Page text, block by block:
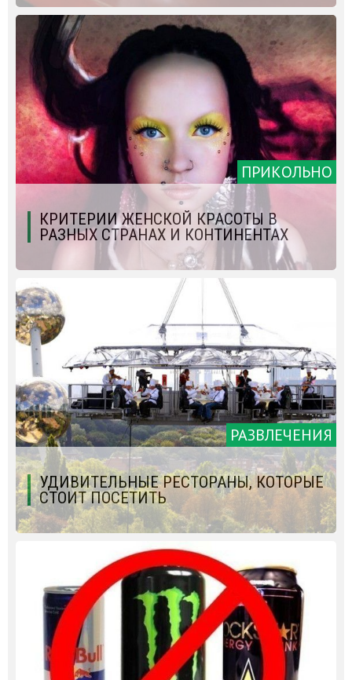
ПРИКОЛЬНО
КРИТЕРИИ ЖЕНСКОЙ КРАСОТЫ В
РАЗНЫХ СТРАНАХ И КОНТИНЕНТАХ
РАЗВЛЕЧЕНИЯ
УДИВИТЕЛЬНЫЕ РЕСТОРАНЫ, КОТОРЫЕ
СТОИТ ПОСЕТИТЬ